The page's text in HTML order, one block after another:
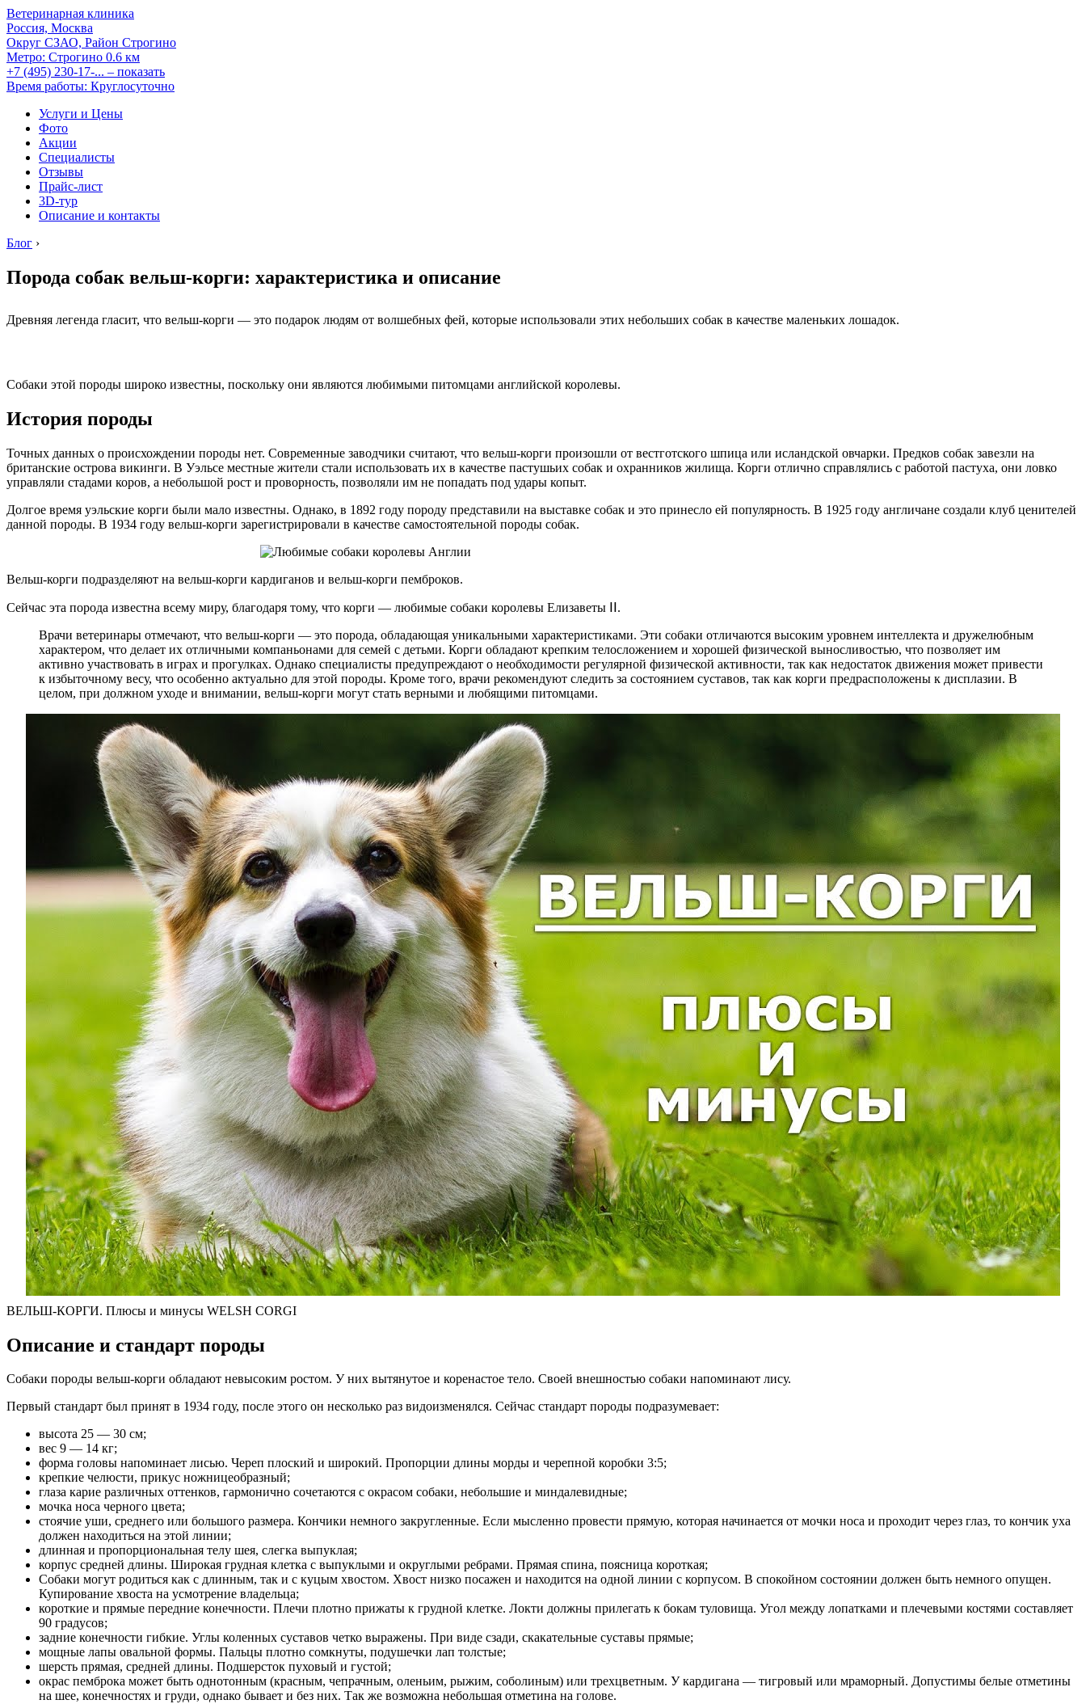
Ветеринарная клиника
Россия, Москва
Округ СЗАО, Район Строгино
Метро: Строгино 0.6 км
+7 (495) 230-17-... – показать
Время работы: Круглосуточно
Услуги и Цены
Фото
Акции
Специалисты
Отзывы
Прайс-лист
3D-тур
Описание и контакты
Блог ›
Порода собак вельш-корги: характеристика и описание
Древняя легенда гласит, что вельш-корги — это подарок людям от волшебных фей, которые использовали этих небольших собак в качестве маленьких лошадок.
Собаки этой породы широко известны, поскольку они являются любимыми питомцами английской королевы.
История породы
Точных данных о происхождении породы нет. Современные заводчики считают, что вельш-корги произошли от вестготского шпица или исландской овчарки. Предков собак завезли на
британские острова викинги. В Уэльсе местные жители стали использовать их в качестве пастушьих собак и охранников жилища. Корги отлично справлялись с работой пастуха, они ловко
управляли стадами коров, а небольшой рост и проворность, позволяли им не попадать под удары копыт.
Долгое время уэльские корги были мало известны. Однако, в 1892 году породу представили на выставке собак и это принесло ей популярность. В 1925 году англичане создали клуб ценителей
данной породы. В 1934 году вельш-корги зарегистрировали в качестве самостоятельной породы собак.
Вельш-корги подразделяют на вельш-корги кардиганов и вельш-корги пемброков.
Сейчас эта порода известна всему миру, благодаря тому, что корги — любимые собаки королевы Елизаветы ⅠⅠ.
Врачи ветеринары отмечают, что вельш-корги — это порода, обладающая уникальными характеристиками. Эти собаки отличаются высоким уровнем интеллекта и дружелюбным
характером, что делает их отличными компаньонами для семей с детьми. Корги обладают крепким телосложением и хорошей физической выносливостью, что позволяет им
активно участвовать в играх и прогулках. Однако специалисты предупреждают о необходимости регулярной физической активности, так как недостаток движения может привести
к избыточному весу, что особенно актуально для этой породы. Кроме того, врачи рекомендуют следить за состоянием суставов, так как корги предрасположены к дисплазии. В
целом, при должном уходе и внимании, вельш-корги могут стать верными и любящими питомцами.
ВЕЛЬШ-КОРГИ. Плюсы и минусы WELSH CORGI
Описание и стандарт породы
Собаки породы вельш-корги обладают невысоким ростом. У них вытянутое и коренастое тело. Своей внешностью собаки напоминают лису.
Первый стандарт был принят в 1934 году, после этого он несколько раз видоизменялся. Сейчас стандарт породы подразумевает:
высота 25 — 30 см;
вес 9 — 14 кг;
форма головы напоминает лисью. Череп плоский и широкий. Пропорции длины морды и черепной коробки 3:5;
крепкие челюсти, прикус ножницеобразный;
глаза карие различных оттенков, гармонично сочетаются с окрасом собаки, небольшие и миндалевидные;
мочка носа черного цвета;
стоячие уши, среднего или большого размера. Кончики немного закругленные. Если мысленно провести прямую, которая начинается от мочки носа и проходит через глаз, то кончик уха
должен находиться на этой линии;
длинная и пропорциональная телу шея, слегка выпуклая;
корпус средней длины. Широкая грудная клетка с выпуклыми и округлыми ребрами. Прямая спина, поясница короткая;
Собаки могут родиться как с длинным, так и с куцым хвостом. Хвост низко посажен и находится на одной линии с корпусом. В спокойном состоянии должен быть немного опущен.
Купирование хвоста на усмотрение владельца;
короткие и прямые передние конечности. Плечи плотно прижаты к грудной клетке. Локти должны прилегать к бокам туловища. Угол между лопатками и плечевыми костями составляет
90 градусов;
задние конечности гибкие. Углы коленных суставов четко выражены. При виде сзади, скакательные суставы прямые;
мощные лапы овальной формы. Пальцы плотно сомкнуты, подушечки лап толстые;
шерсть прямая, средней длины. Подшерсток пуховый и густой;
окрас пемброка может быть однотонным (красным, чепрачным, оленьим, рыжим, соболиным) или трехцветным. У кардигана — тигровый или мраморный. Допустимы белые отметины
на шее, конечностях и груди, однако бывает и без них. Так же возможна небольшая отметина на голове.